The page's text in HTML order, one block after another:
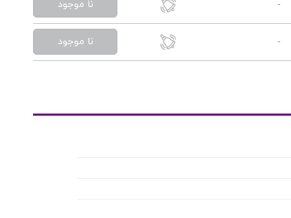
- نا موجود
- نا موجود